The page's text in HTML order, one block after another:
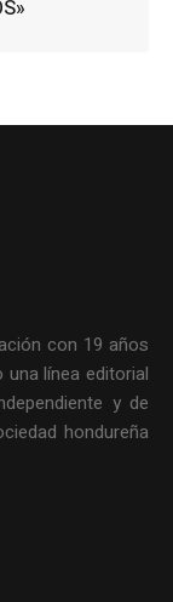
con 19 años
línea editorial
y de
hondureña